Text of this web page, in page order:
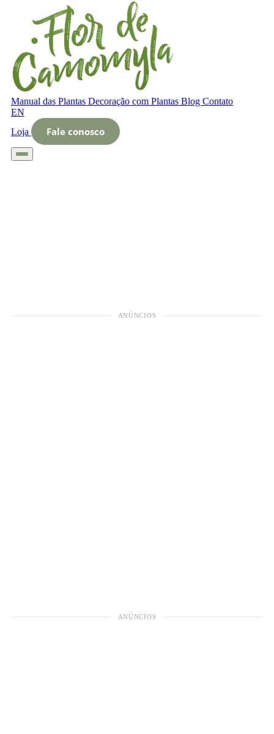
Manual das Plantas Decoração com Plantas Blog Contato
EN
Loja
Fale conosco
ANÚNCIOS
ANÚNCIOS